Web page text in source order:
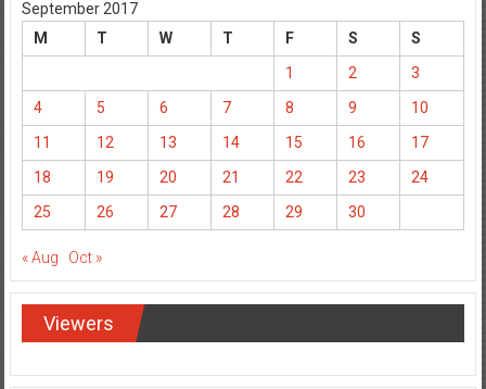
September 2017
M
T W T F S
S
1
2
3
4
5 6 7 8 9
10
11
12 13 14 15 16
17
18
19 20 21 22 23
24
25
26 27 28 29 30
« Aug Oct »
Viewers